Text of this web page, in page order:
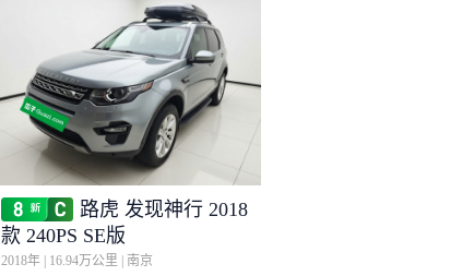
路虎 发现神行 2018
款 240PS SE版
2018年 16.94万公里 南京